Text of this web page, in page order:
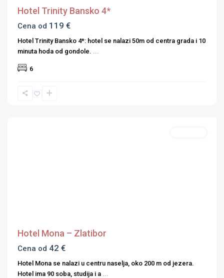
Hotel Trinity Bansko 4*
Cena od 119 €
Hotel Trinity Bansko 4*: hotel se nalazi 50m od centra grada i 10
minuta hoda od gondole. ...
6
destinacije
Hotel Mona – Zlatibor
Cena od 42 €
Hotel Mona se nalazi u centru naselja, oko 200 m od jezera.
Hotel ima 90 soba, studija i a ...